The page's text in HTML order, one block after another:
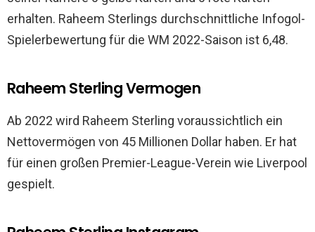
erhalten. Raheem Sterlings durchschnittliche Infogol-
Spielerbewertung für die WM 2022-Saison ist 6,48.
Raheem Sterling Vermogen
Ab 2022 wird Raheem Sterling voraussichtlich ein
Nettovermögen von 45 Millionen Dollar haben. Er hat
für einen großen Premier-League-Verein wie Liverpool
gespielt.